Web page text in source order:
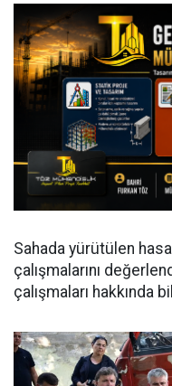
Sahada yürütülen
çalışmalarını
çalışmaları hakkında